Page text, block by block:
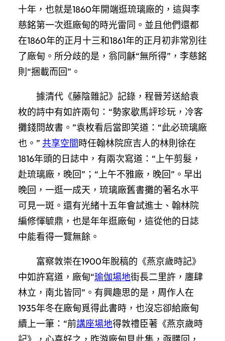
十年，也就是1860年開端逛琉璃廠的，這與李
慈銘第一次逛廠甸的時光雷同。並且他們還都
在1860年的正月十三和1861年的正月初非常別往
了廠甸。所分歧的是，翁同龢“無所得”，李慈銘
則“捆載而回”。
據清代《藤陰雜記》記錄，程晉芳送給袁
枚的詩中有如許兩句：“勢家歇馬評珍玩，冷客
攤錢問故書。”袁枚看后當即笑道：“此必琉璃廠
也。” 共享空間時任翰林院庶吉人的林則徐在
1816年頭的日誌中，有兩次寫道：“上午剪髮，
赴琉璃廠，晚回”；“上午不雅廠，晚回”。早出
晚回，一逛一成天，琉璃廠舊書攤的著名水平
可見一斑。還有光緒十五年會試進士、翰林院
編修惲毓鼎，也是年年逛廠甸，這從他的日誌
中能看得一覽無餘。
富察敦崇在1900年脫稿的《燕京歲時記》
中如許寫道，廠甸“瑜伽場地街長二里許，廛肆
林立，南北皆同”。有興趣思的是，周作人在
1935年冬在廠甸覓得此書時，也沒忘卻給廠甸
續上一筆：“前講座場地得敦禮臣著《燕京歲時